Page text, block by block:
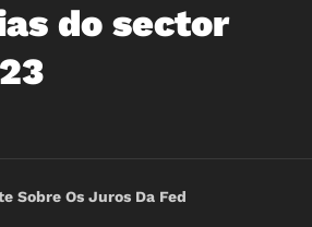
do sector
Sobre Os Juros Da Fed